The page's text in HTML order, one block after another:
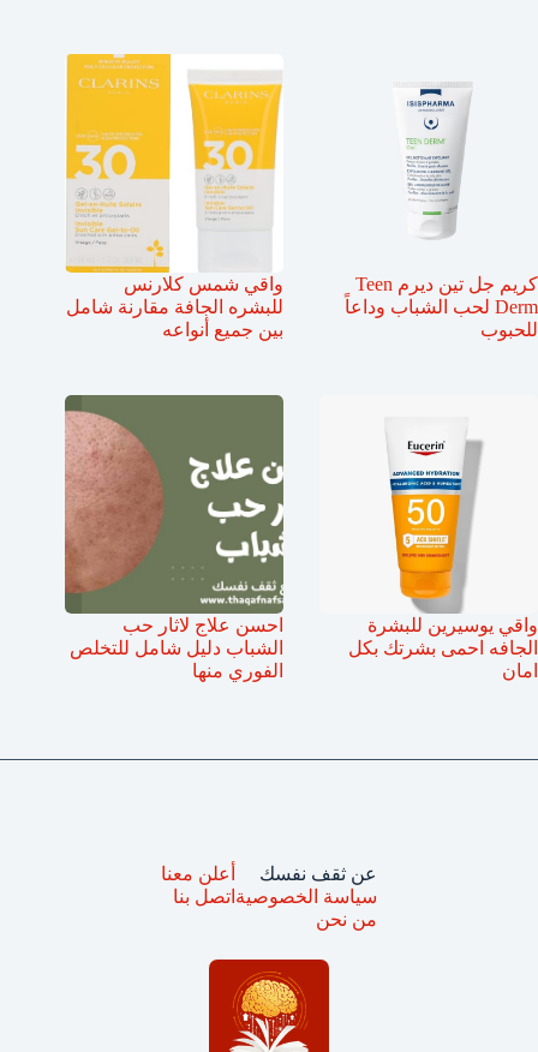
كريم جل تين ديرم Teen
Derm لحب الشباب وداعاً
للحبوب
واقي شمس كلارنس
للبشره الجافة مقارنة شامل
بين جميع أنواعه
واقي يوسيرين للبشرة
الجافه احمى بشرتك بكل
امان
احسن علاج لاثار حب
الشباب دليل شامل للتخلص
الفوري منها
عن ثقف نفسك
سياسة الخصوصية
من نحن
أعلن معنا
اتصل بنا